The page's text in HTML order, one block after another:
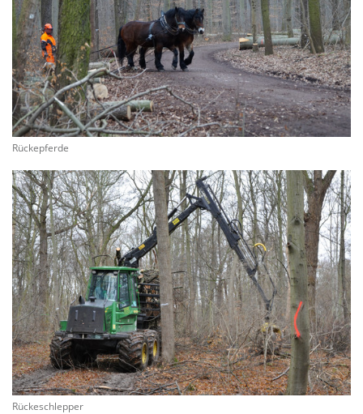
Rückepferde
Rückeschlepper